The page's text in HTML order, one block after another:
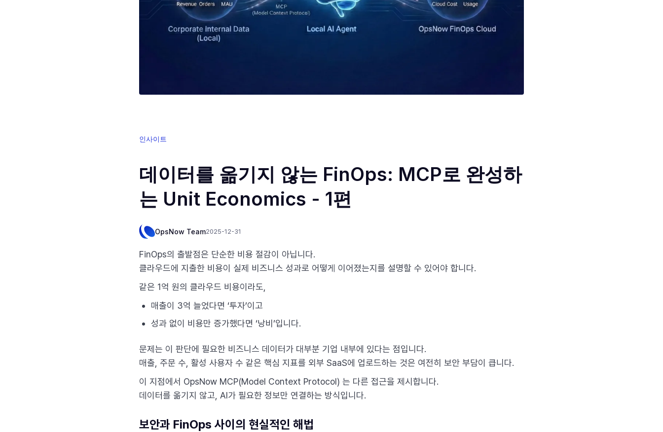
인사이트
데이터를 옮기지 않는 FinOps: MCP로 완성하
는 Unit Economics - 1편
OpsNow Team2025-12-31
FinOps의 출발점은 단순한 비용 절감이 아닙니다.
클라우드에 지출한 비용이 실제 비즈니스 성과로 어떻게 이어졌는지를 설명할 수 있어야 합니다.
같은 1억 원의 클라우드 비용이라도,
매출이 3억 늘었다면 ‘투자’이고
성과 없이 비용만 증가했다면 ‘낭비’입니다.
문제는 이 판단에 필요한 비즈니스 데이터가 대부분 기업 내부에 있다는 점입니다.
매출, 주문 수, 활성 사용자 수 같은 핵심 지표를 외부 SaaS에 업로드하는 것은 여전히 보안 부담이 큽니다.
이 지점에서 OpsNow MCP(Model Context Protocol) 는 다른 접근을 제시합니다.
데이터를 옮기지 않고, AI가 필요한 정보만 연결하는 방식입니다.
보안과 FinOps 사이의 현실적인 해법